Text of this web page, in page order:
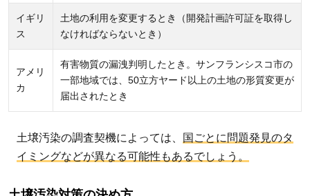
イギリ
ス
土地の利用を変更するとき（開発計画許可証を取得し
なければならないとき）
アメリ
カ
有害物質の漏洩判明したとき。サンフランシスコ市の
一部地域では、50立方ヤード以上の土地の形質変更が
届出されたとき
土壌汚染の調査契機によっては、
国ごとに問題発見のタ
イミングなどが異なる可能性もあるでしょう。